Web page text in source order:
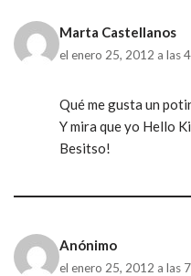
Marta Castellanos
el enero 25, 2012 a las
Qué me gusta un
Y mira que yo Hello
Besitso!
Anónimo
el enero 25, 2012 a las